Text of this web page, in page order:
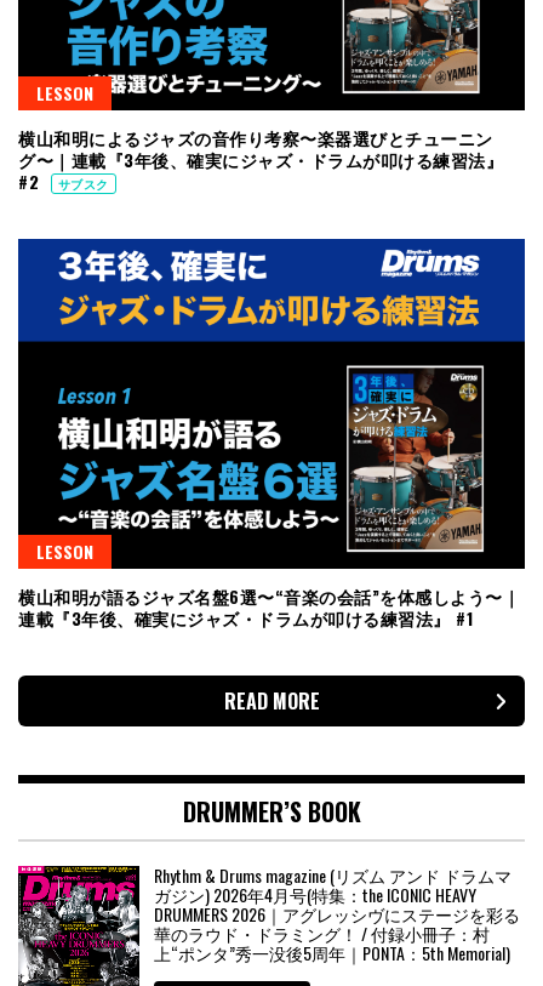
LESSON
横山和明によるジャズの音作り考察〜楽器選びとチューニン
グ〜｜連載『3年後、確実にジャズ・ドラムが叩ける練習法』
#2
サブスク
LESSON
横山和明が語るジャズ名盤6選〜“音楽の会話”を体感しよう〜｜
連載『3年後、確実にジャズ・ドラムが叩ける練習法』 #1
READ MORE
DRUMMER’S BOOK
Rhythm & Drums magazine (リズム アンド ドラムマ
ガジン) 2026年4月号(特集：the ICONIC HEAVY
DRUMMERS 2026｜アグレッシヴにステージを彩る
華のラウド・ドラミング！ / 付録小冊子：村
上“ポンタ”秀一没後5周年｜PONTA：5th Memorial)